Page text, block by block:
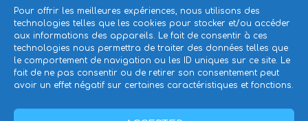
Pour offrir les meilleures expériences, nous utilisons des
technologies telles que les cookies pour stocker et/ou accéder
aux informations des appareils. Le fait de consentir à ces
technologies nous permettra de traiter des données telles que
le comportement de navigation ou les ID uniques sur ce site. Le
fait de ne pas consentir ou de retirer son consentement peut
avoir un effet négatif sur certaines caractéristiques et fonctions.
L’authentique pays catalan
Une promenade originale
Hors du temps
Politique de confidentialité